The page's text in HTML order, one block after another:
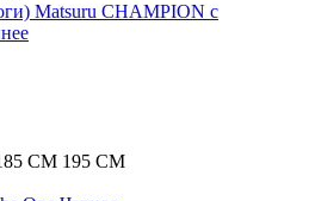
Matsuru CHAMPION с
CM 195 CM